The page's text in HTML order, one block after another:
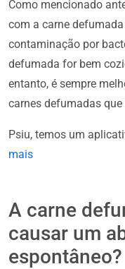
Como mencionado
com a carne
contaminação por
defumada for bem
entanto, é sempre
carnes defumadas
Psiu, temos um
mais
A carne
causar um
espontâneo?